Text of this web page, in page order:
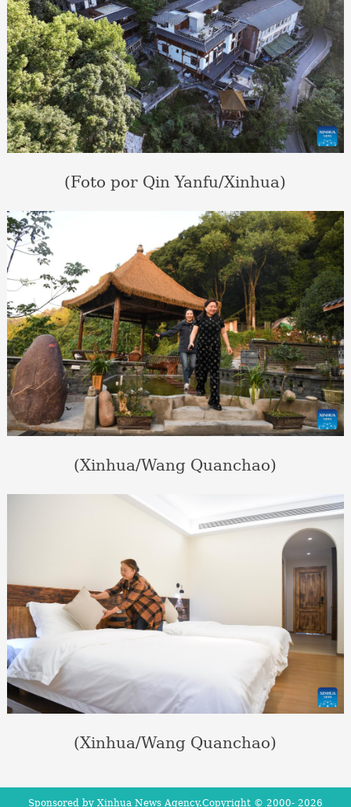
(Foto por Qin Yanfu/Xinhua)
(Xinhua/Wang Quanchao)
(Xinhua/Wang Quanchao)
Sponsored by Xinhua News Agency.Copyright © 2000- 2026